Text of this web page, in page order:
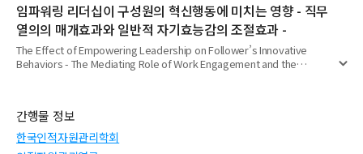
임파워링 리더십이 구성원의 혁신행동에 미치는 영향 - 직무
열의의 매개효과와 일반적 자기효능감의 조절효과 -
The Effect of Empowering Leadership on Follower’s Innovative
Behaviors - The Mediating Role of Work Engagement and the
간행물 정보
한국인적자원관리학회